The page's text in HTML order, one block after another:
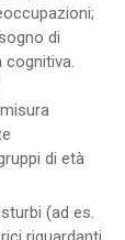
di
cognitiva.
di età
(ad es.